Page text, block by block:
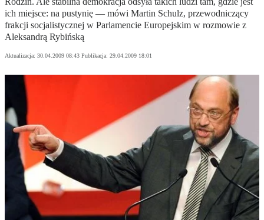
ich miejsce: na pustynię — mówi Martin Schulz, przewodniczący
frakcji socjalistycznej w Parlamencie Europejskim w rozmowie z
Aleksandrą Rybińską
Aktualizacja: 30.04.2009 08:43 Publikacja: 29.04.2009 18:01